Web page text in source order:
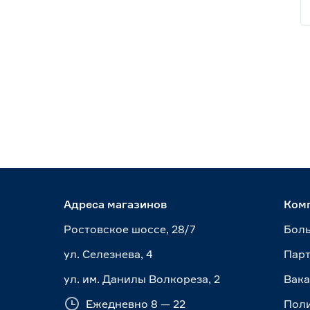
Адреса магазинов
Ростовское шоссе, 28/7
ул. Селезнева, 4
ул. им. Данилы Волкореза, 2
Ежедневно 8 — 22